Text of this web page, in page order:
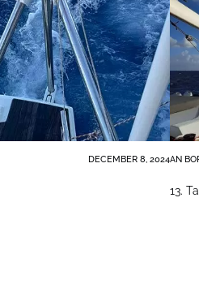
DECEMBER 8, 2024AN
13.